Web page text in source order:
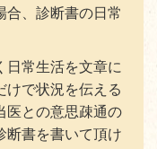
合、診断書の日常
日常生活を文章に
けで状況を伝える
医との意思疎通の
断書を書いて頂け